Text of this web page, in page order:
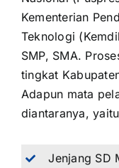
Kementerian
Teknologi
SMP, SMA.
tingkat
Adapun mata
diantaranya,
Jenjang SD